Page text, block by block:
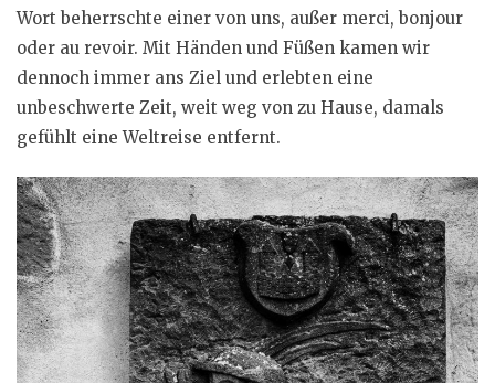
Wort beherrschte einer von uns, außer merci, bonjour
oder au revoir. Mit Händen und Füßen kamen wir
dennoch immer ans Ziel und erlebten eine
unbeschwerte Zeit, weit weg von zu Hause, damals
gefühlt eine Weltreise entfernt.